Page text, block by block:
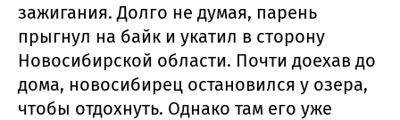
зажигания. Долго не думая, парень
прыгнул на байк и укатил в сторону
Новосибирской области. Почти доехав до
дома, новосибирец остановился у озера,
чтобы отдохнуть. Однако там его уже